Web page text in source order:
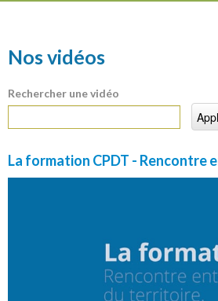
Nos vidéos
Rechercher une vidéo
La formation CPDT -